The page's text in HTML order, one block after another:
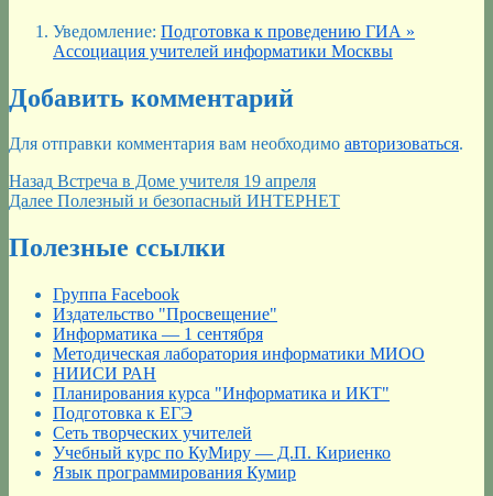
Уведомление: Подготовка к проведению ГИА »
Ассоциация учителей информатики Москвы
Добавить комментарий
Для отправки комментария вам необходимо авторизоваться.
Навигация
по
записям
Назад Предыдущая
запись:
Встреча в Доме учителя 19 апреля
Далее Следующая
Полезный и безопасный ИНТЕРНЕТ
Полезные ссылки
Группа Facebook
Издательство "Просвещение"
Информатика — 1 сентября
Методическая лаборатория информатики МИОО
НИИСИ РАН
Планирования курса "Информатика и ИКТ"
Подготовка к ЕГЭ
Сеть творческих учителей
Учебный курс по КуМиру — Д.П. Кириенко
Язык программирования Кумир